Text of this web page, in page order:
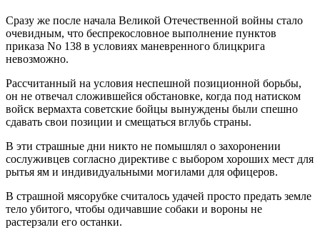
Сразу же после начала Великой Отечественной войны стало
очевидным, что беспрекословное выполнение пунктов
приказа No 138 в условиях маневренного блицкрига
невозможно.
Рассчитанный на условия неспешной позиционной борьбы,
он не отвечал сложившейся обстановке, когда под натиском
войск вермахта советские бойцы вынуждены были спешно
сдавать свои позиции и смещаться вглубь страны.
В эти страшные дни никто не помышлял о захоронении
сослуживцев согласно директиве с выбором хороших мест для
рытья ям и индивидуальными могилами для офицеров.
В страшной мясорубке считалось удачей просто предать земле
тело убитого, чтобы одичавшие собаки и вороны не
растерзали его останки.